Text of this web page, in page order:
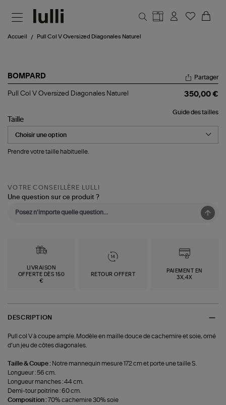
Accueil Pull Col V Oversized Diagonales Naturel
BOMPARD
Pull
Oversized
Diagonales
Naturel
Partager
Pull Col V Oversized Diagonales Naturel 350,00 €
Guide des tailles
Taille
Prendre votre taille habituelle.
VOTRE CONSEILLÈRE LULLI
Une question sur ce produit ?
LIVRAISON
OFFERTE DÈS 150
€
RETOUR OFFERT
PAIEMENT EN
3X,4X
DESCRIPTION
Pull col V à coupe ample. Modèle en maille douce de cachemire et soie, orné
d’un jeu de côtes diagonales.
Taille & Coupe : Notre mannequin mesure 172 cm et porte une taille S.
Longueur : 56 cm.
Longueur manches : 44 cm.
Demi-tour poitrine : 60 cm.
Composition :70% cachemire 30% soie